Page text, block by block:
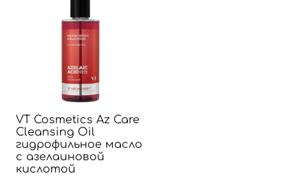
VT Cosmetics Az Care
Cleansing Oil
гидрофильное масло
с азелаиновой
кислотой